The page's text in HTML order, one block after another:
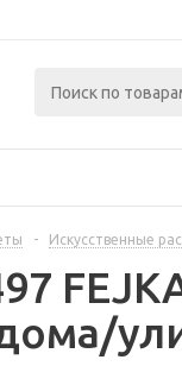
- Искусственные